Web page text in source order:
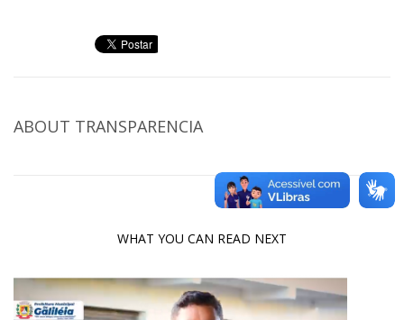
ABOUT TRANSPARENCIA
WHAT YOU CAN READ NEXT